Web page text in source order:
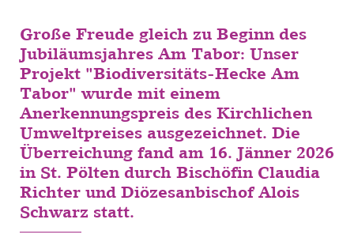
Große Freude gleich zu Beginn des
Jubiläumsjahres Am Tabor: Unser
Projekt "Biodiversitäts-Hecke Am
Tabor" wurde mit einem
Anerkennungspreis des Kirchlichen
Umweltpreises ausgezeichnet. Die
Überreichung fand am 16. Jänner 2026
in St. Pölten durch Bischöfin Claudia
Richter und Diözesanbischof Alois
Schwarz statt.